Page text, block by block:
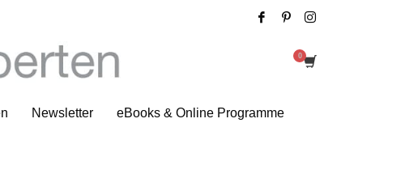
Newsletter eBooks & Online Programme
Tag: Klettern